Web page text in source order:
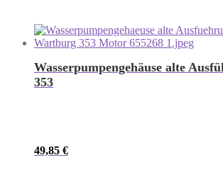
Wasserpumpengehäuse alte
353
49,85 €